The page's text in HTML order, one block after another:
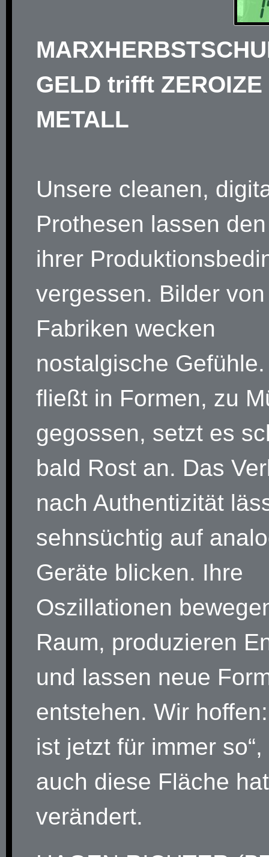
GELD trifft ZEROIZE
METALL
Unsere cleanen,
Prothesen lassen
ihrer
vergessen. Bilder von
Fabriken wecken
nostalgische
fließt in Formen, zu
gegossen, setzt es
bald Rost an. Das
nach Authentizität
sehnsüchtig auf
Geräte blicken. Ihre
Oszillationen
Raum, produzieren
und lassen neue
entstehen. Wir
ist jetzt für immer
auch diese Fläche
verändert.